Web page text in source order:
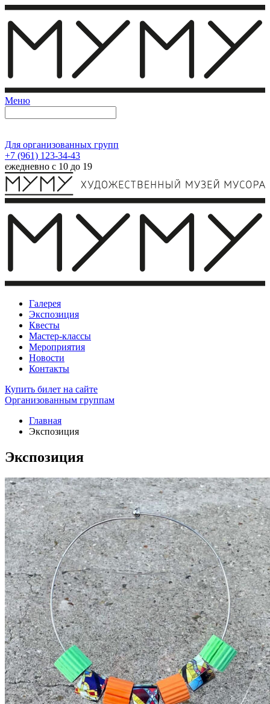
Меню
Для организованных групп
+7 (961) 123-34-43
ежедневно с 10 до 19
Галерея
Экспозиция
Квесты
Мастер-классы
Мероприятия
Новости
Контакты
Купить билет на сайте
Организованным группам
Главная
Экспозиция
Экспозиция